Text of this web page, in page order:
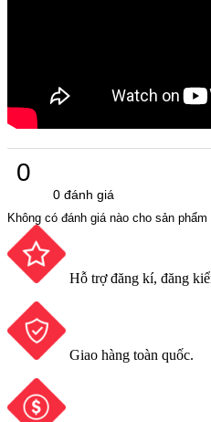
0
0 đánh giá
Không có đánh giá nào cho sản phẩm
Hỗ trợ đăng kí, đăng
Giao hàng toàn quốc.